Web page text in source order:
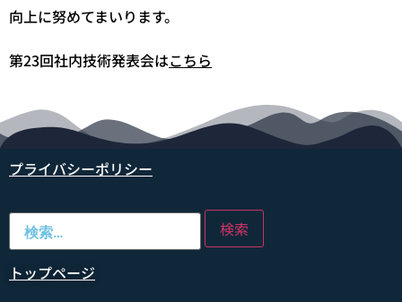
向上に努めてまいります。
第23回社内技術発表会はこちら
プライバシーポリシー
トップページ